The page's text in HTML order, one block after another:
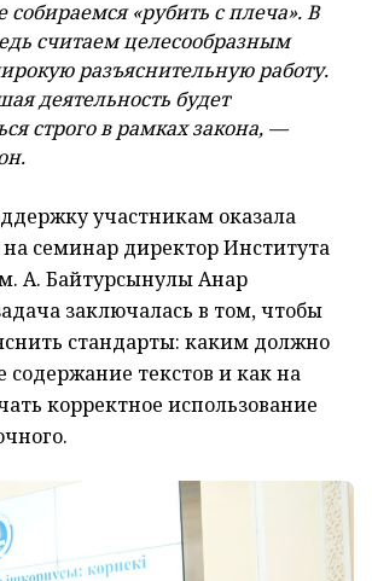
«рубить с плеча». В
считаем целесообразным
разъяснительную работу.
деятельность будет
строго в рамках закона, —
участникам оказала
семинар директор Института
А. Байтурсынулы Анар
заключалась в том, чтобы
стандарты: каким должно
содержание текстов и как на
корректное использование